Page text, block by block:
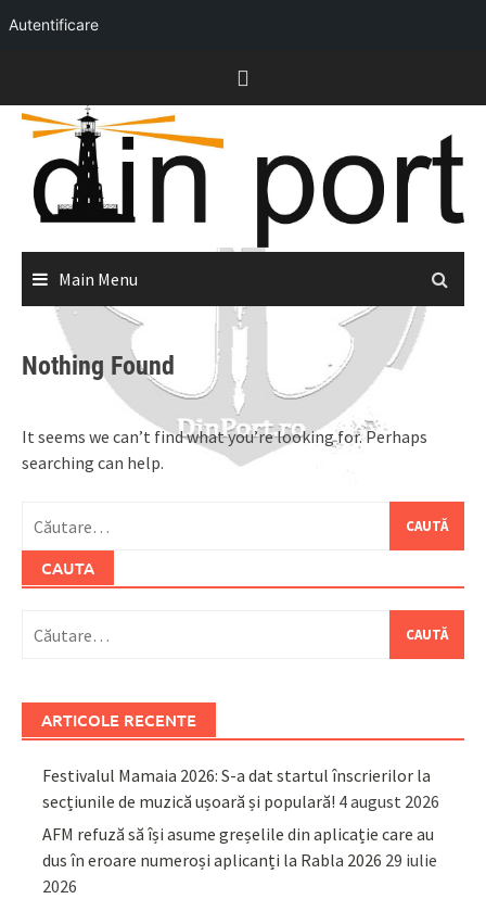
Autentificare
content
Main Menu
Nothing Found
It seems we can’t find what you’re looking for. Perhaps
searching can help.
după:
CAUTA
după:
ARTICOLE RECENTE
Festivalul Mamaia 2026: S-a dat startul înscrierilor la
secțiunile de muzică ușoară și populară! 4 august 2026
AFM refuză să își asume greșelile din aplicație care au
dus în eroare numeroși aplicanți la Rabla 2026 29 iulie
2026